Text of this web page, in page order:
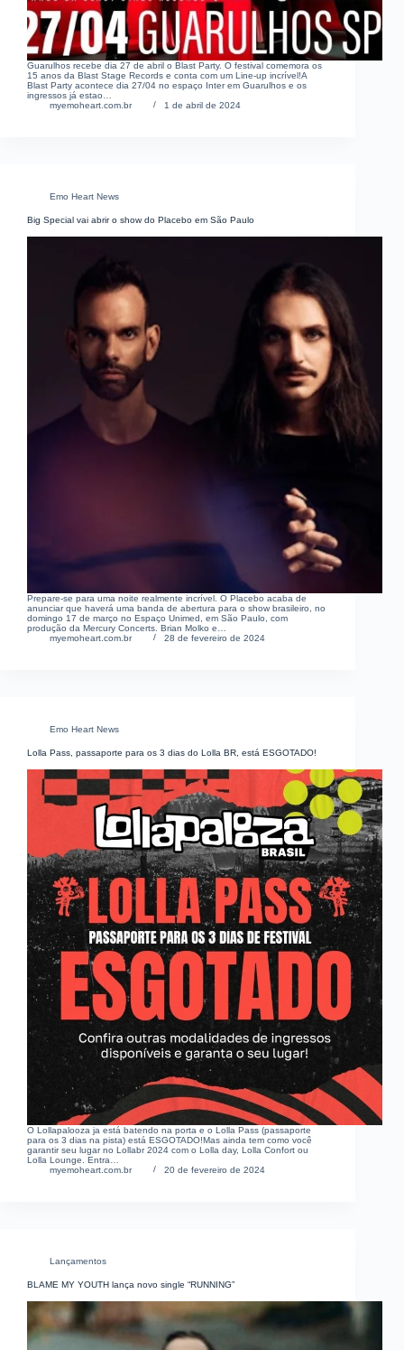
Guarulhos recebe dia 27 de abril o Blast Party. O festival comemora os
15 anos da Blast Stage Records e conta com um Line-up incrível!A
Blast Party acontece dia 27/04 no espaço Inter em Guarulhos e os
ingressos já estao…
myemoheart.com.br
1 de abril de 2024
Emo Heart News
Big Special vai abrir o show do Placebo em São Paulo
Prepare-se para uma noite realmente incrível. O Placebo acaba de
anunciar que haverá uma banda de abertura para o show brasileiro, no
domingo 17 de março no Espaço Unimed, em São Paulo, com
produção da Mercury Concerts. Brian Molko e…
myemoheart.com.br
28 de fevereiro de 2024
Emo Heart News
Lolla Pass, passaporte para os 3 dias do Lolla BR, está ESGOTADO!
O Lollapalooza ja está batendo na porta e o Lolla Pass (passaporte
para os 3 dias na pista) está ESGOTADO!Mas ainda tem como você
garantir seu lugar no Lollabr 2024 com o Lolla day, Lolla Confort ou
Lolla Lounge. Entra…
myemoheart.com.br
20 de fevereiro de 2024
Lançamentos
BLAME MY YOUTH lança novo single “RUNNING”